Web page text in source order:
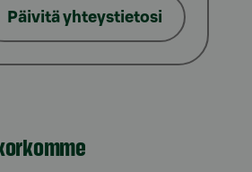
Päivitä yhteystietosi